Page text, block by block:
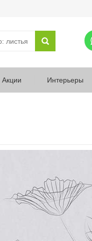
Акции Интерьеры